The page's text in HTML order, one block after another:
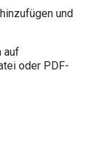
und
auf
oder PDF-